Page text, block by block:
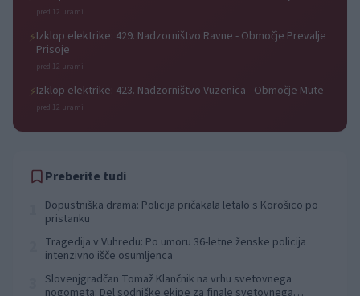
pred 12 urami
⚡Izklop elektrike: 429. Nadzorništvo Ravne - Območje Prevalje
Prisoje
pred 12 urami
⚡Izklop elektrike: 423. Nadzorništvo Vuzenica - Območje Mute
pred 12 urami
Preberite tudi
Dopustniška drama: Policija pričakala letalo s Korošico po
pristanku
Tragedija v Vuhredu: Po umoru 36-letne ženske policija
intenzivno išče osumljenca
Slovenjgradčan Tomaž Klančnik na vrhu svetovnega
nogometa: Del sodniške ekipe za finale svetovnega